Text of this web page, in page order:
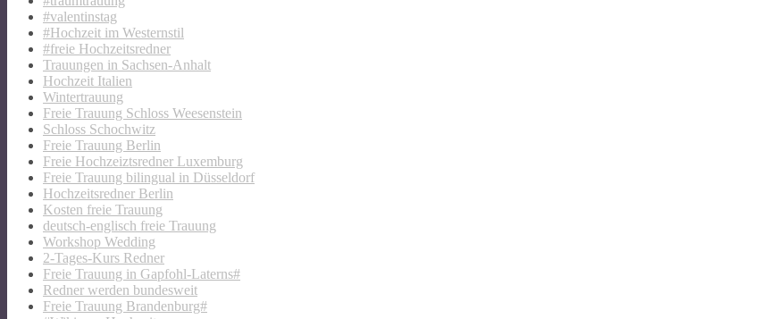
#valentinstag
#Hochzeit im Westernstil
#freie Hochzeitsredner
Trauungen in Sachsen-Anhalt
Hochzeit Italien
Wintertrauung
Freie Trauung Schloss Weesenstein
Schloss Schochwitz
Freie Trauung Berlin
Freie Hochzeiztsredner Luxemburg
Freie Trauung bilingual in Düsseldorf
Hochzeitsredner Berlin
Kosten freie Trauung
deutsch-englisch freie Trauung
Workshop Wedding
2-Tages-Kurs Redner
Freie Trauung in Gapfohl-Laterns#
Redner werden bundesweit
Freie Trauung Brandenburg#